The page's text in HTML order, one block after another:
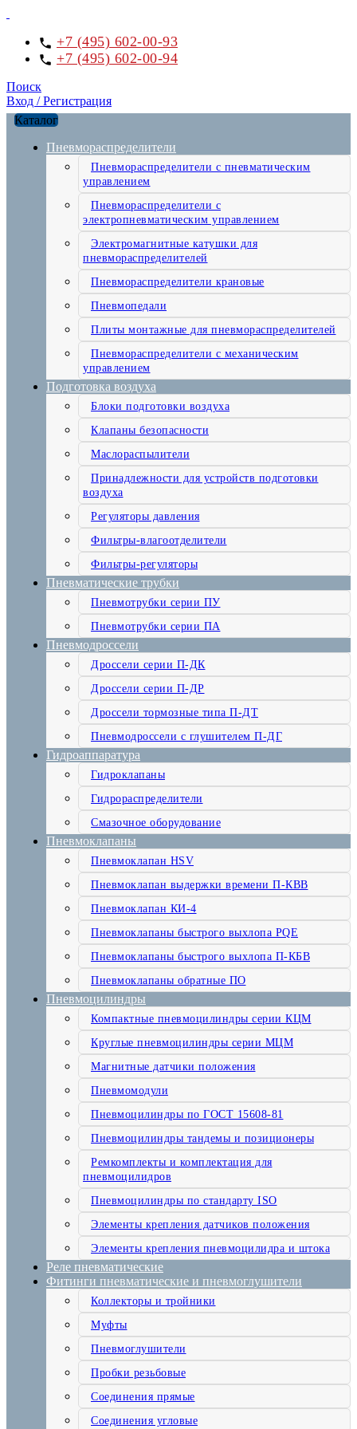
+7 (495) 602-00-93
+7 (495) 602-00-94
Поиск
Вход / Регистрация
Каталог
Пневмораспределители
Пневмораспределители с пневматическим
управлением
Пневмораспределители с
электропневматическим управлением
Электромагнитные катушки для
пневмораспределителей
Пневмораспределители крановые
Пневмопедали
Плиты монтажные для пневмораспределителей
Пневмораспределители с механическим
управлением
Подготовка воздуха
Блоки подготовки воздуха
Клапаны безопасности
Маслораспылители
Принадлежности для устройств подготовки
воздуха
Регуляторы давления
Фильтры-влагоотделители
Фильтры-регуляторы
Пневматические трубки
Пневмотрубки серии ПУ
Пневмотрубки серии ПА
Пневмодроссели
Дроссели серии П-ДК
Дроссели серии П-ДР
Дроссели тормозные типа П-ДТ
Пневмодроссели с глушителем П-ДГ
Гидроаппаратура
Гидроклапаны
Гидрораспределители
Смазочное оборудование
Пневмоклапаны
Пневмоклапан HSV
Пневмоклапан выдержки времени П-КВВ
Пневмоклапан КИ-4
Пневмоклапаны быстрого выхлопа PQE
Пневмоклапаны быстрого выхлопа П-КБВ
Пневмоклапаны обратные ПО
Пневмоцилиндры
Компактные пневмоцилиндры серии КЦМ
Круглые пневмоцилиндры серии МЦМ
Магнитные датчики положения
Пневмомодули
Пневмоцилиндры по ГОСТ 15608-81
Пневмоцилиндры тандемы и позиционеры
Ремкомплекты и комплектация для
пневмоцилидров
Пневмоцилиндры по стандарту ISO
Элементы крепления датчиков положения
Элементы крепления пневмоцилидра и штока
Реле пневматические
Фитинги пневматические и пневмоглушители
Коллекторы и тройники
Муфты
Пневмоглушители
Пробки резьбовые
Соединения прямые
Соединения угловые